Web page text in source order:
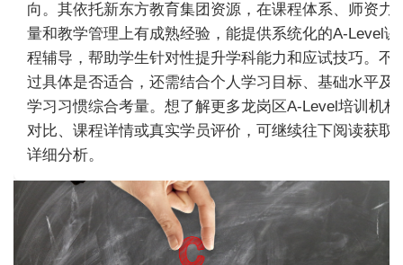
向。其依托新东方教育集团资源，在课程体系、师资力
量和教学管理上有成熟经验，能提供系统化的A-Level课
程辅导，帮助学生针对性提升学科能力和应试技巧。不
过具体是否适合，还需结合个人学习目标、基础水平及
学习习惯综合考量。想了解更多龙岗区A-Level培训机构
对比、课程详情或真实学员评价，可继续往下阅读获取
详细分析。